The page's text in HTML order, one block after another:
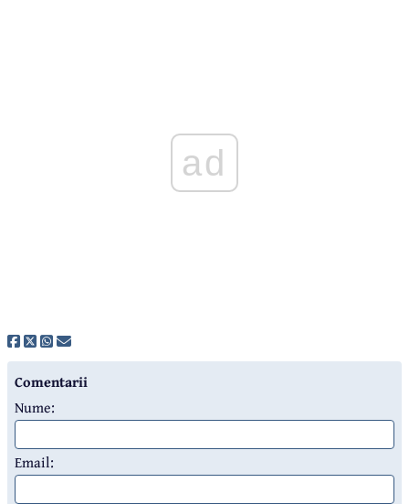
ad
Comentarii
Nume:
Email: